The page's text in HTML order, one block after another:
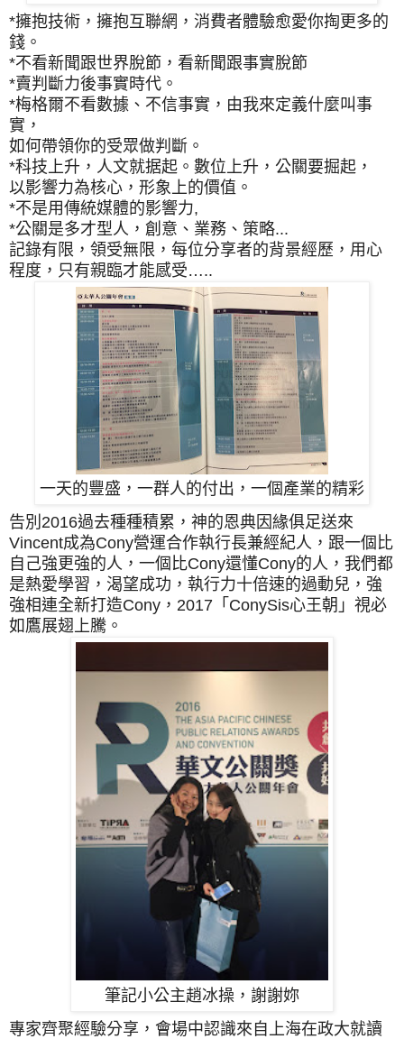
*擁抱技術，擁抱互聯網，消費者體驗愈愛你掏更多的
錢。
*不看新聞跟世界脫節，看新聞跟事實脫節
*賣判斷力後事實時代。
*梅格爾不看數據、不信事實，由我來定義什麼叫事
實，
如何帶領你的受眾做判斷。
*科技上升，人文就据起。數位上升，公關要掘起，
以影響力為核心，形象上的價值。
*不是用傳統媒體的影響力,
*公關是多才型人，創意、業務、策略...
記錄有限，領受無限，每位分享者的背景經歷， 用心
程度，只有親臨才能感受…..
一天的豐盛，一群人的付出，一個產業的精彩
告別2016過去種種積累，神的恩典因緣俱足送來
Vincent成為Cony營運合作執行長兼經紀人，跟一個比
自己強更強的人，一個比Cony還懂Cony的人，我們都
是熱愛學習，渴望成功，執行力十倍速的過動兒，強
強相連全新打造Cony，2017「ConySis心王朝」視必
如鷹展翅上騰。
筆記小公主趙冰操，謝謝妳
專家齊聚經驗分享，會場中認識來自上海在政大就讀